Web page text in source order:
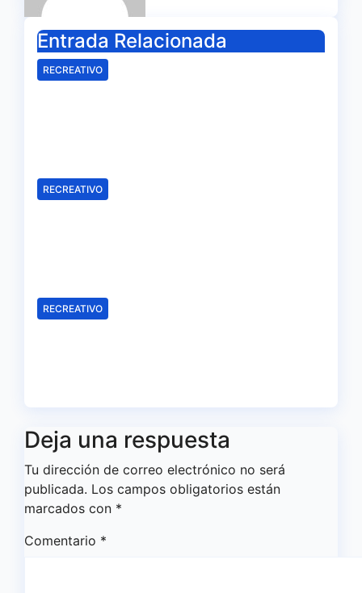
Entrada Relacionada
RECREATIVO
RECREATIVO
RECREATIVO
Deja una respuesta
Tu dirección de correo electrónico no será
publicada. Los campos obligatorios están
marcados con *
Comentario *